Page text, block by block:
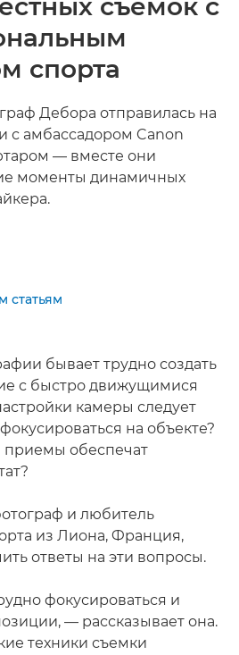
съемок с
спорта
Дебора отправилась на
с амбассадором Canon
— вместе они
моменты динамичных
статьям
бывает трудно создать
с быстро движущимися
камеры следует
на объекте?
приемы обеспечат
и любитель
из Лиона, Франция,
ответы на эти вопросы.
фокусироваться и
— рассказывает она.
техники съемки